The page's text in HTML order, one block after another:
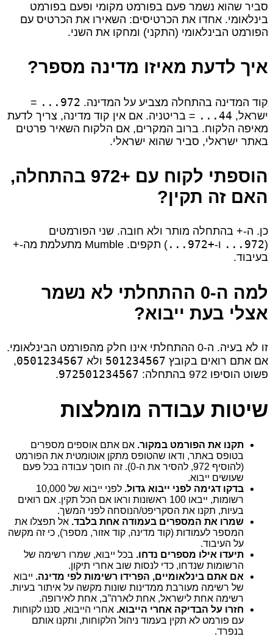
סביר שהוא נשמר פעם בפורמט מקומי ופעם בפורמט
בינלאומי. אחדו את הכרטיסים: השאירו את הכרטיס עם
הפורמט הבינלאומי (התקני) ומחקו את השני.
איך לדעת מאיזו מדינה מספר?
קוד המדינה בהתחלה מצביע על המדינה. 972...
=
ישראל, 44...
= בריטניה. אם אין קוד מדינה, צריך לדעת
מאיפה הלקוח. ברוב המקרים, אם הלקוח השאיר פרטים
באתר ישראלי, סביר שהוא ישראלי.
הוספתי לקוח עם +972 בהתחלה,
האם זה תקין?
כן. ה‑+ בהתחלה מותר ולא חובה. שני הפורמטים
(
972... ו‑+972...
) תקפים. Mumble מתעלמת מה‑+
בעיבוד.
למה ה‑0 ההתחלתי לא נשמר
אצלי בעת ייבוא?
זו לא בעיה. ה‑0 ההתחלתי אינו חלק מהפורמט הבינלאומי.
אם אתם רואים בקובץ 501234567 ולא 0501234567
,
פשוט הוסיפו 972 בהתחלה:
972501234567
.
שיטות עבודה מומלצות
תקנו את הפורמט במקור. אם אתם אוספים מספרים
בטופס באתר, ודאו שהטופס מתקן אוטומטית את הפורמט
(להוסיף 972, להסיר את ה‑0). זה חוסך עבודה בכל פעם
שעושים ייבוא.
בדקו דגימה לפני ייבוא גדול.
לפני ייבוא של 10,000
רשומות, ייבאו 100 ראשונות וראו אם הכל תקין. אם רואים
בעיות, תקנו את הסקריפט/הנוסחה לפני המשך.
שמרו את המספרים בעמודה אחת בלבד. אל תפצלו את
המספר לעמודות (קוד מדינה, קוד אזור, מספר), כי זה מקשה
על העיבוד.
תיעדו אילו מספרים נדחו. בכל ייבוא, שמרו רשימה של
הרשומות שנדחו, כדי לנסות שוב אחרי תיקון.
אם אתם בינלאומיים, הפרידו רשימות לפי מדינה. ייבוא
של רשימה מעורבת ממדינות שונות מקשה על איתור בעיות.
רשימה אחת לישראל, אחת לארה”ב, אחת לאירופה.
חזרו על הבדיקה אחרי הייבוא. אחרי הייבוא, סננו לקוחות
עם פורמט לא תקין בעמוד ניהול הלקוחות, ותקנו אותם
בנפרד.